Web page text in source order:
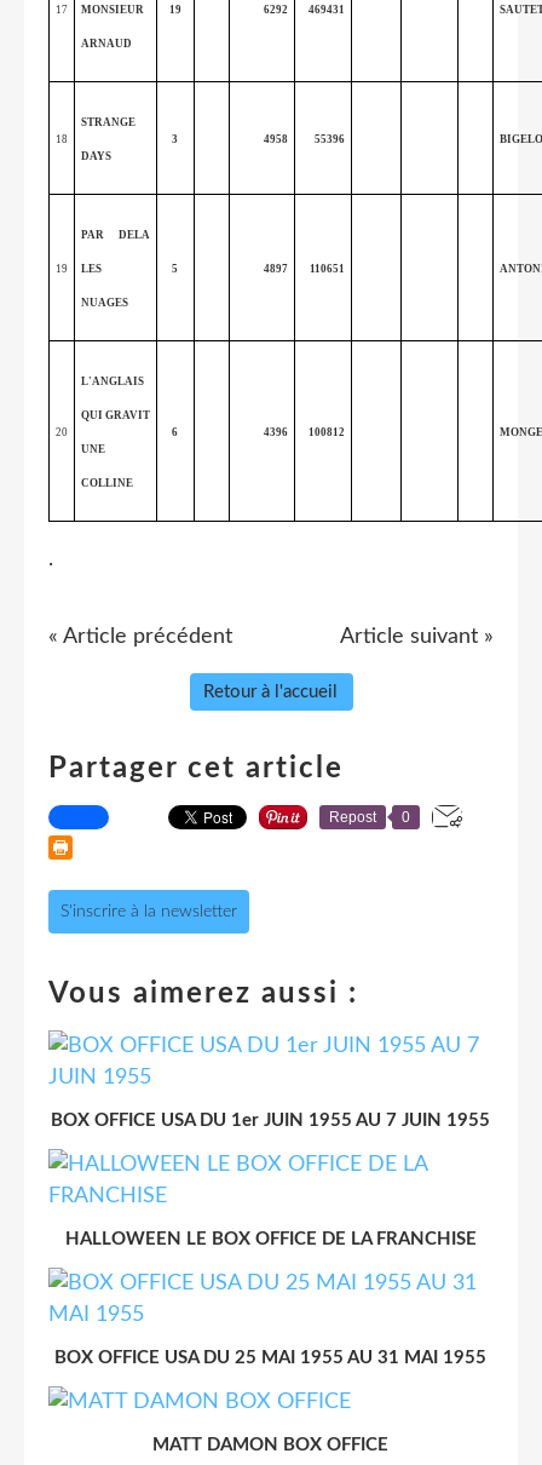
17 MONSIEUR
ARNAUD
19 6292 469431
18
STRANGE
DAYS
3 4958 55396
19
PAR DELA
LES
NUAGES
5 4897 110651
20
L'ANGLAIS
QUI GRAVIT
UNE
COLLINE
6 4396 100812
.
« Article précédent Article suivant »
Retour à l'accueil
Partager cet article
Repost 0
S'inscrire à la newsletter
Vous aimerez aussi :
BOX OFFICE USA DU 1er JUIN 1955 AU 7 JUIN 1955
HALLOWEEN LE BOX OFFICE DE LA FRANCHISE
BOX OFFICE USA DU 25 MAI 1955 AU 31 MAI 1955
MATT DAMON BOX OFFICE